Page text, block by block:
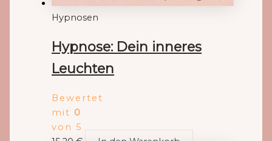
Hypnosen
Hypnose: Dein inneres
Leuchten
Bewertet
mit 0
von 5